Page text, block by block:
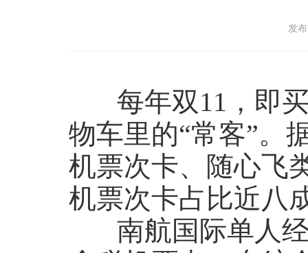
发
每年双11，即买
物车里的“常客”。
机票次卡、随心飞
机票次卡占比近八
南航国际单人经